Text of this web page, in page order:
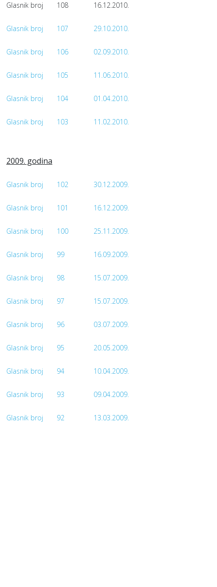
Glasnik broj 108 16.12.2010.
Glasnik broj 107 29.10.2010.
Glasnik broj 106 02.09.2010.
Glasnik broj 105 11.06.2010.
Glasnik broj 104 01.04.2010.
Glasnik broj 103 11.02.2010.
2009. godina
Glasnik broj 102 30.12.2009.
Glasnik broj 101 16.12.2009.
Glasnik broj 100 25.11.2009.
Glasnik broj 99 16.09.2009.
Glasnik broj 98 15.07.2009.
Glasnik broj 97 15.07.2009.
Glasnik broj 96 03.07.2009.
Glasnik broj 95 20.05.2009.
Glasnik broj 94 10.04.2009.
Glasnik broj 93 09.04.2009.
Glasnik broj 92 13.03.2009.